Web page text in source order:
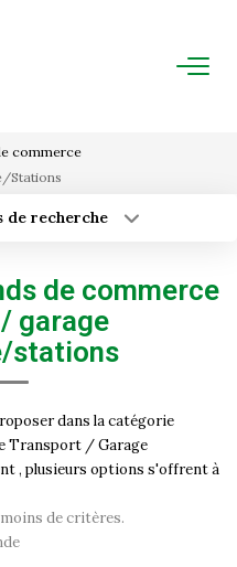
commerce
Stations
recherche
Surface min
Plus de critères
de commerce
garage
stations
dans la catégorie
Transport / Garage
, plusieurs options s'offrent à
de critères.